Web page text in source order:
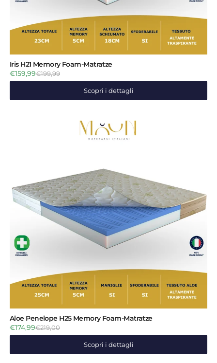
Iris H21 Memory Foam-Matratze
€159,99€199,99
Scopri i dettagli
Aloe Penelope H25 Memory Foam-Matratze
€174,99€219,00
Scopri i dettagli